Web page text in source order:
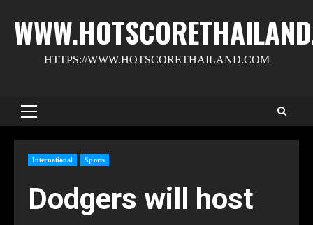
content
HTTPS://WWW.HOTSCORETHAILAND.COM
Primary
International Sports
Dodgers will host